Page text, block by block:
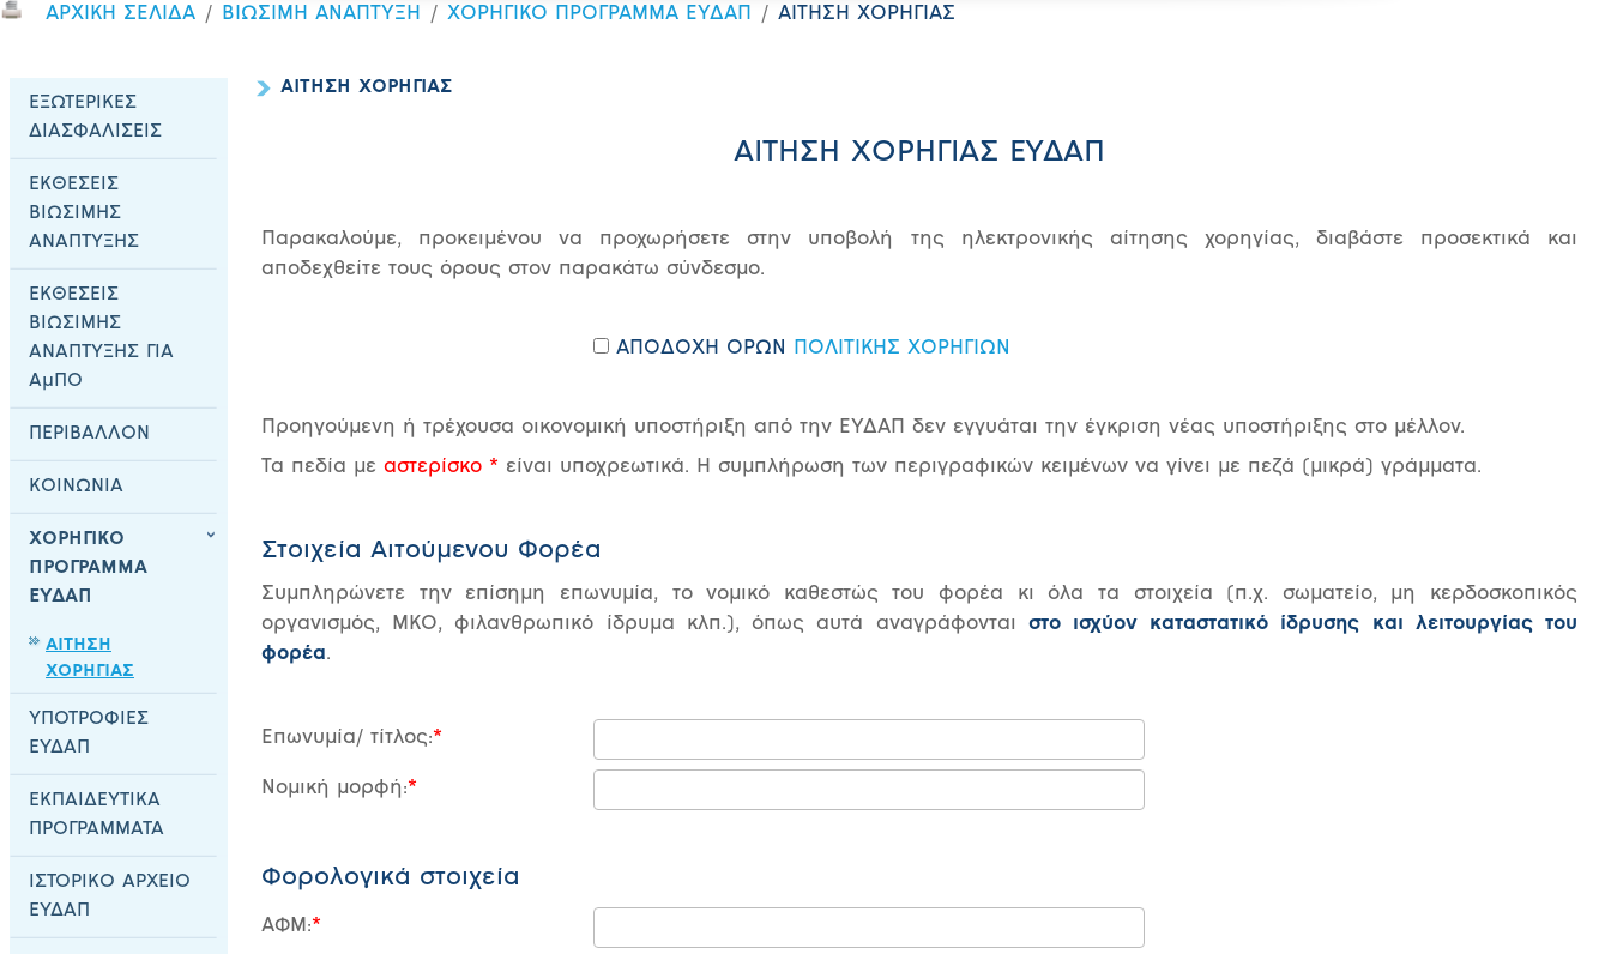
ΑΡΧΙΚΗ ΣΕΛΙΔΑ ΒΙΩΣΙΜΗ ΑΝΑΠΤΥΞΗ ΧΟΡΗΓΙΚΟ ΠΡΟΓΡΑΜΜΑ ΕΥΔΑΠ ΑΙΤΗΣΗ ΧΟΡΗΓΙΑΣ
ΕΞΩΤΕΡΙΚΕΣ
ΔΙΑΣΦΑΛΙΣΕΙΣ
ΕΚΘΕΣΕΙΣ
ΒΙΩΣΙΜΗΣ
ΑΝΑΠΤΥΞΗΣ
ΕΚΘΕΣΕΙΣ
ΒΙΩΣΙΜΗΣ
ΑΝΑΠΤΥΞΗΣ ΓΙΑ
ΑμΠΟ
ΠΕΡΙΒΑΛΛΟΝ
ΚΟΙΝΩΝΙΑ
ΧΟΡΗΓΙΚΟ
ΠΡΟΓΡΑΜΜΑ
ΕΥΔΑΠ
ΑΙΤΗΣΗ
ΧΟΡΗΓΙΑΣ
ΥΠΟΤΡΟΦΙΕΣ
ΕΥΔΑΠ
ΕΚΠΑΙΔΕΥΤΙΚΑ
ΠΡΟΓΡΑΜΜΑΤΑ
ΙΣΤΟΡΙΚΟ ΑΡΧΕΙΟ
ΕΥΔΑΠ
ΑΙΤΗΣΗ ΧΟΡΗΓΙΑΣ
ΑΙΤΗΣΗ ΧΟΡΗΓΙΑΣ ΕΥΔΑΠ
Παρακαλούμε, προκειμένου να προχωρήσετε στην υποβολή της ηλεκτρονικής αίτησης χορηγίας, διαβάστε προσεκτικά και
αποδεχθείτε τους όρους στον παρακάτω σύνδεσμο.
ΑΠΟΔΟΧΗ ΟΡΩΝ ΠΟΛΙΤΙΚΗΣ ΧΟΡΗΓΙΩΝ
Προηγούμενη ή τρέχουσα οικονομική υποστήριξη από την ΕΥΔΑΠ δεν εγγυάται την έγκριση νέας υποστήριξης στο μέλλον.
Τα πεδία με αστερίσκο * είναι υποχρεωτικά. Η συμπλήρωση των περιγραφικών κειμένων να γίνει με πεζά (μικρά) γράμματα.
Στοιχεία Αιτούμενου Φορέα
Συμπληρώνετε την επίσημη επωνυμία, το νομικό καθεστώς του φορέα κι όλα τα στοιχεία (π.χ. σωματείο, μη κερδοσκοπικός
οργανισμός, ΜΚΟ, φιλανθρωπικό ίδρυμα κλπ.), όπως αυτά αναγράφονται στο ισχύον καταστατικό ίδρυσης και λειτουργίας του
φορέα.
Επωνυμία/ τίτλος:
Νομική μορφή:
Φορολογικά στοιχεία
ΑΦΜ: